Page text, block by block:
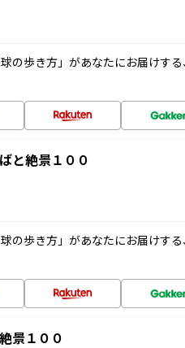
の歩き方」があなたにお届けす
と絶景１００
の歩き方」があなたにお届けす
景１００